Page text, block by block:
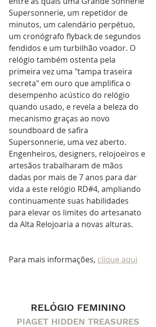
Supersonnerie, um repetidor de
minutos, um calendário perpétuo,
um cronógrafo flyback de segundos
fendidos e um turbilhão voador. O
relógio também ostenta pela
primeira vez uma "tampa traseira
secreta" em ouro que amplifica o
desempenho acústico do relógio
quando usado, e revela a beleza do
mecanismo graças ao novo
soundboard de safira
Supersonnerie, uma vez aberto.
Engenheiros, designers, relojoeiros e
artesãos trabalharam de mãos
dadas por mais de 7 anos para dar
vida a este relógio RD#4, ampliando
continuamente suas habilidades
para elevar os limites do artesanato
da Alta Relojoaria a novas alturas.
Para mais informações, clique aqui
RELÓGIO FEMININO
PIAGET HIDDEN TREASURES